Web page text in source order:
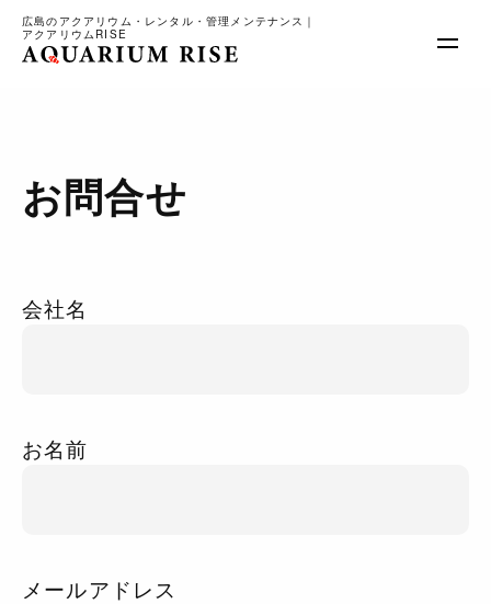
広島のアクアリウム・レンタル・管理メンテナンス｜
アクアリウムRISE
料金
実績
お問合せ
会社名
お名前
メールアドレス